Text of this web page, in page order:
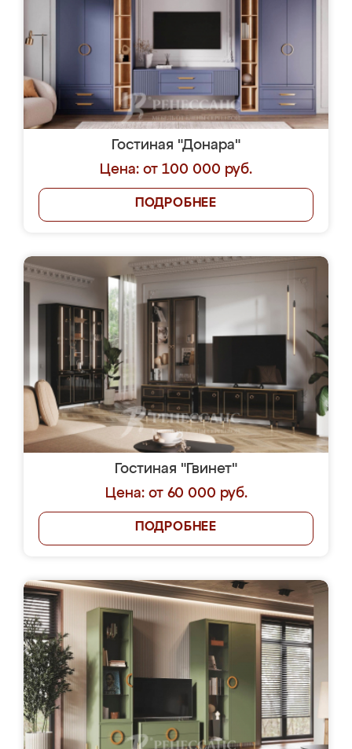
Гостиная "Донара"
Цена: от 100 000 руб.
ПОДРОБНЕЕ
Гостиная "Гвинет"
Цена: от 60 000 руб.
ПОДРОБНЕЕ